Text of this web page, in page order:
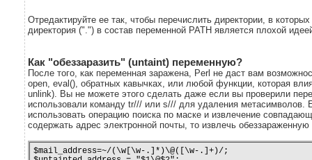
Отредактируйте ее так, чтобы перечислить директории, в
директория (".") в состав переменной PATH является плохой
Как "обеззаразить" (untaint) переменную?
После того, как переменная заражена, Perl не даст вам
open, eval(), обратных кавычках, или любой функции, которая
unlink). Вы не можете этого сделать даже если вы проверили
использовали команду tr/// или s/// для удаления метасимволов.
использовать операцию поиска по маске и извлечение
содержать адрес электронной почты, то извлечь
$mail_address=~/(\w[\w-.]*)\@([\w-.]+)/;